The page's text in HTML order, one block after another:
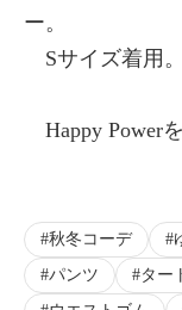
ー。
Sサイズ着用。
Happy Power
秋冬コーデ
パンツ
ター